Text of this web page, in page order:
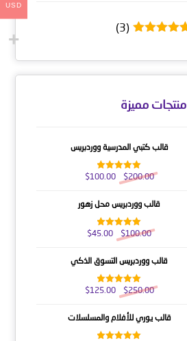
(3)
منتجات مميزة
قالب كتبي المدرسية ووردبريس
تم التقييم
5.00من 5
$200.00
$100.00
قالب ووردبريس محل زهور
تم التقييم
5.00من 5
$100.00
$45.00
قالب ووردبريس التسوق الذكي
تم التقييم
5.00من 5
$250.00
$125.00
قالب يوري للأفلام والمسلسلات
USD